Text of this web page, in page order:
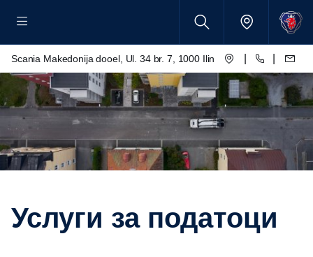
Scania Makedonija dooel, Ul. 34 br. 7, 1000 Ilinden – Skopje
Услуги за податоци